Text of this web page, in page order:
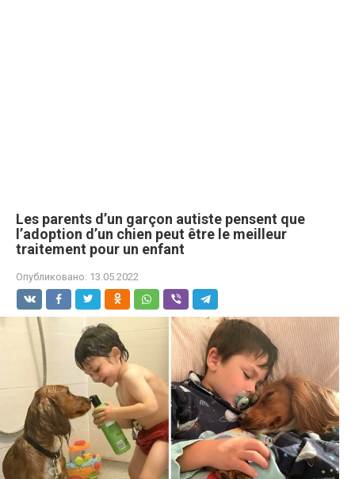
Les parents d’un garçon autiste pensent que
l’adoption d’un chien peut être le meilleur
traitement pour un enfant
Опубликовано: 13.05.2022